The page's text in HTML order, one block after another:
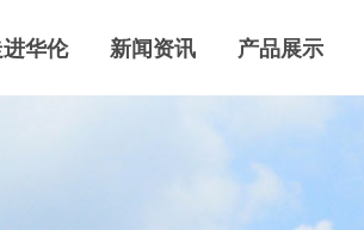
华伦 新闻资讯 产品展示